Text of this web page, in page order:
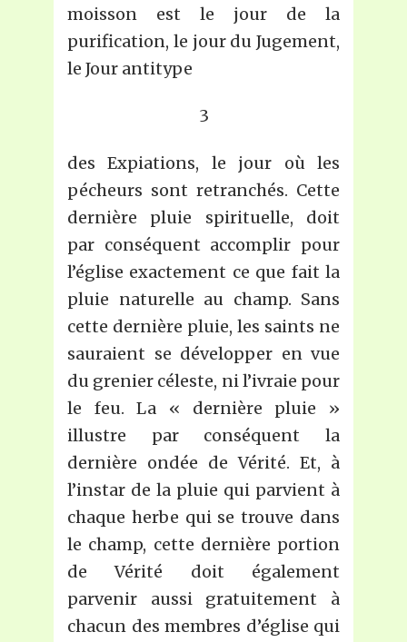
moisson est le jour de la
purification, le jour du Jugement,
le Jour antitype
3
des Expiations, le jour où les
pécheurs sont retranchés. Cette
dernière pluie spirituelle, doit
par conséquent accomplir pour
l’église exactement ce que fait la
pluie naturelle au champ. Sans
cette dernière pluie, les saints ne
sauraient se développer en vue
du grenier céleste, ni l’ivraie pour
le feu. La « dernière pluie »
illustre par conséquent la
dernière ondée de Vérité. Et, à
l’instar de la pluie qui parvient à
chaque herbe qui se trouve dans
le champ, cette dernière portion
de Vérité doit également
parvenir aussi gratuitement à
chacun des membres d’église qui